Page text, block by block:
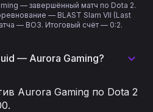
— завершённый матч по Dota 2.
— BLAST Slam VII (Last
— BO3. Итоговый счёт — 0:2.
— Aurora Gaming?
Aurora Gaming по Dota 2